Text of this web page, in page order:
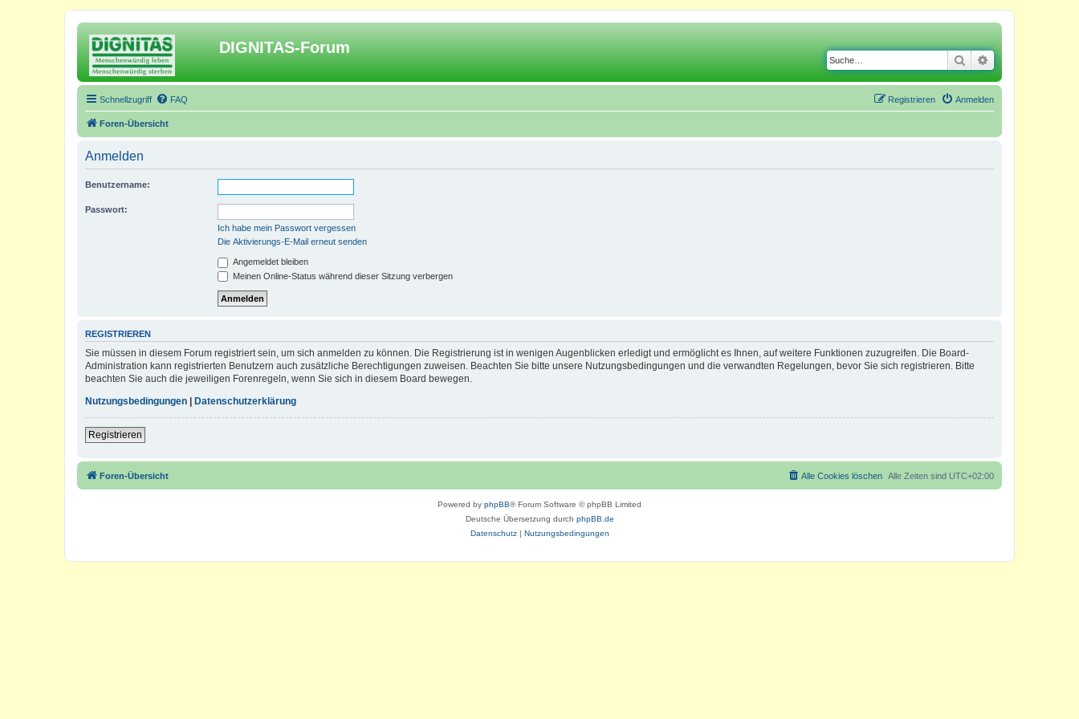
DIGNITAS-Forum
Suche
Schnellzugriff FAQ Anmelden
Registrieren
Foren-Übersicht
Anmelden
Benutzername:
Passwort:
Ich habe mein Passwort vergessen
Die Aktivierungs-E-Mail erneut senden
Angemeldet bleiben
Meinen Online-Status während dieser Sitzung verbergen
REGISTRIEREN
Sie müssen in diesem Forum registriert sein, um sich anmelden zu können. Die Registrierung ist in wenigen Augenblicken erledigt und ermöglicht es Ihnen, auf weitere Funktionen zuzugreifen. Die Board-
Administration kann registrierten Benutzern auch zusätzliche Berechtigungen zuweisen. Beachten Sie bitte unsere Nutzungsbedingungen und die verwandten Regelungen, bevor Sie sich registrieren. Bitte
beachten Sie auch die jeweiligen Forenregeln, wenn Sie sich in diesem Board bewegen.
Nutzungsbedingungen | Datenschutzerklärung
Registrieren
Foren-Übersicht Alle Zeiten sind UTC+02:00
Alle Cookies löschen
Powered by phpBB® Forum Software © phpBB Limited
Deutsche Übersetzung durch phpBB.de
Datenschutz| Nutzungsbedingungen